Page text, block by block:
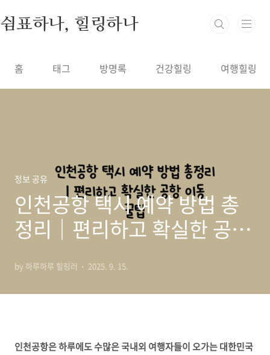
쉼표하나, 힐링하나
홈 태그 방명록 건강힐링 여행힐링
정보 공유
인천공항 택시 예약 방법 총
정리｜편리하고 확실한 공항
by 하루하루 힐링러 2025. 9. 15.
인천공항은 하루에도 수많은 국내외 여행자들이 오가는 대한민국